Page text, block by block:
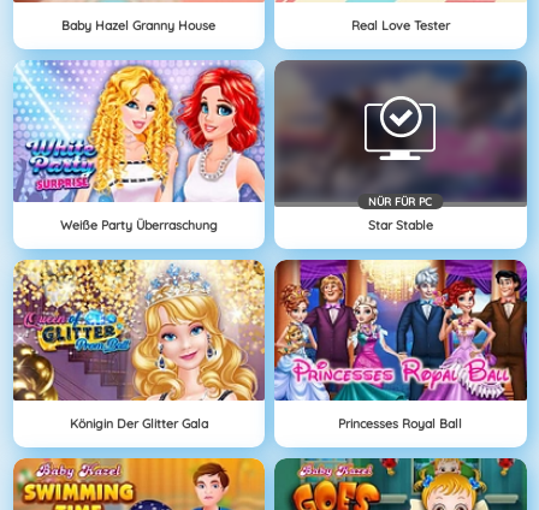
Baby Hazel Granny House Real Love Tester
Weiße Party Überraschung
NÜR FÜR PC
Star Stable
Königin Der Glitter Gala Princesses Royal Ball